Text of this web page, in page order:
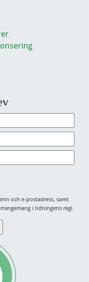
och e-postadress, samt
i tidningens regi.